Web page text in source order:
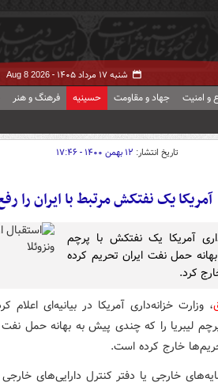
شنبه ۱۷ مرداد ۱۴۰۵ - Aug 8 2026
و امنیت جهاد و مقاومت حسینیه فرهنگ و هنر
تاریخ انتشار: ۱۲ بهمن ۱۴۰۰ - ۱۷:۴۶
آمریکا یک نفتکش مرتبط با ایران را
آمریکا یک نفتکش با پرچم
بهانه حمل نفت ایران تحریم کرده
کرد.
، وزارت خزانه‌داری آمریکا در بیانیه‌ای
لیبریا را که چندی پیش به بهانه حمل
خارج کرده است.
خارجی یا دفتر کنترل دارایی‌های